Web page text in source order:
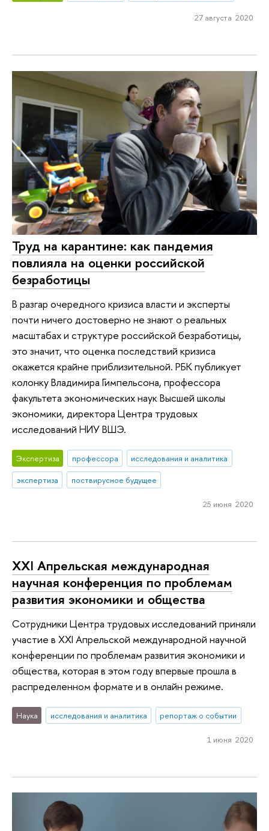
27 августа 2020
Труд на карантине: как пандемия
повлияла на оценки российской
безработицы
В разгар очередного кризиса власти и эксперты
почти ничего достоверно не знают о реальных
масштабах и структуре российской безработицы,
это значит, что оценка последствий кризиса
окажется крайне приблизительной. РБК публикует
колонку Владимира Гимпельсона, профессора
факультета экономических наук Высшей школы
экономики, директора Центра трудовых
исследований НИУ ВШЭ.
Экспертиза профессора
исследования и аналитика
экспертиза
поствирусное будущее
25 июня 2020
XXI Апрельская международная
научная конференция по проблемам
развития экономики и общества
Cотрудники Центра трудовых исследований приняли
участие в XXI Апрельской международной научной
конференции по проблемам развития экономики и
общества, которая в этом году впервые прошла в
распределенном формате и в онлайн режиме.
Наука исследования и аналитика репортаж о событии
1 июня 2020